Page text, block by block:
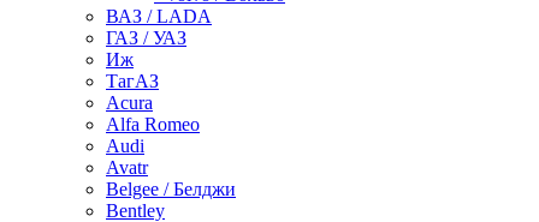
ВАЗ / LADA
ГАЗ / УАЗ
Иж
ТагАЗ
Acura
Alfa Romeo
Audi
Avatr
Belgee / Белджи
Bentley